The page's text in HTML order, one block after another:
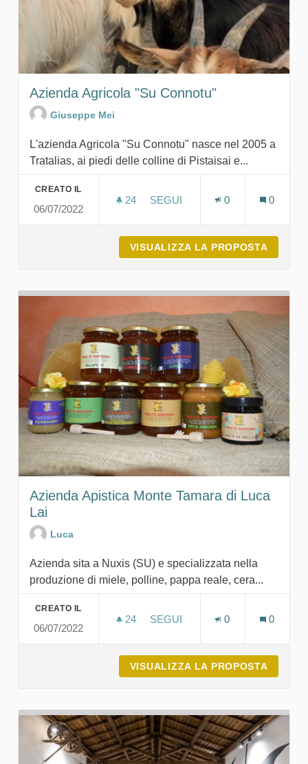
Azienda Agricola "Su Connotu"
Giuseppe Mei
L'azienda Agricola "Su Connotu" nasce nel 2005 a
Tratalias, ai piedi delle colline di Pistaisai e...
CREATO IL
06/07/2022
24 24 SOSTENITORI
SEGUI
0 0
VISUALIZZA LA PROPOSTA
Azienda Apistica Monte Tamara di Luca
Lai
Luca
Azienda sita a Nuxis (SU) e specializzata nella
produzione di miele, polline, pappa reale, cera...
CREATO IL
06/07/2022
24 24 SOSTENITORI
SEGUI
0 0
VISUALIZZA LA PROPOSTA